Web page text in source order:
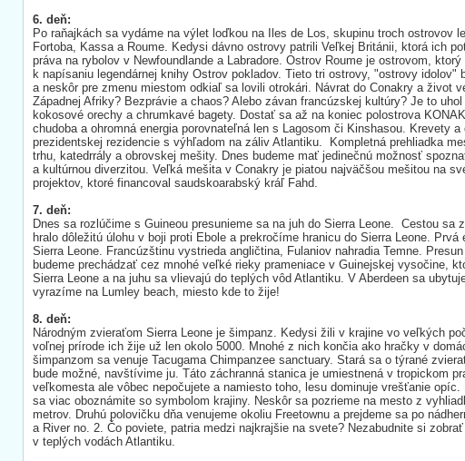
6. deň:
Po raňajkách sa vydáme na výlet loďkou na Iles de Los, skupinu troch ostrovov
Fortoba, Kassa a Roume. Kedysi dávno ostrovy patrili Veľkej Británii, ktorá ich
práva na rybolov v Newfoundlande a Labradore. Ostrov Roume je ostrovom,
k napísaniu legendárnej knihy Ostrov pokladov. Tieto tri ostrovy, "ostrovy
a neskôr pre zmenu miestom odkiaľ sa lovili otrokári. Návrat do Conakry a život
Západnej Afriky? Bezprávie a chaos? Alebo závan francúzskej kultúry? Je to
kokosové orechy a chrumkavé bagety. Dostať sa až na koniec polostrova
chudoba a ohromná energia porovnateľná len s Lagosom či Kinshasou. Krevety
prezidentskej rezidencie s výhľadom na záliv Atlantiku. Kompletná prehliadka
trhu, katedrrály a obrovskej mešity. Dnes budeme mať jedinečnú možnosť
a kultúrnou diverzitou. Veľká mešita v Conakry je piatou najväčšou mešitou na
projektov, ktoré financoval saudskoarabský kráľ Fahd.
7. deň:
Dnes sa rozlúčime s Guineou presunieme sa na juh do Sierra Leone. Cestou sa
hralo dôležitú úlohu v boji proti Ebole a prekročíme hranicu do Sierra Leone.
Sierra Leone. Francúzštinu vystrieda angličtina, Fulaniov nahradia Temne.
budeme prechádzať cez mnohé veľké rieky prameniace v Guinejskej vysočine,
Sierra Leone a na juhu sa vlievajú do teplých vôd Atlantiku. V Aberdeen sa
vyrazíme na Lumley beach, miesto kde to žije!
8. deň:
Národným zvieraťom Sierra Leone je šimpanz. Kedysi žili v krajine vo veľkých
voľnej prírode ich žije už len okolo 5000. Mnohé z nich končia ako hračky v
šimpanzom sa venuje Tacugama Chimpanzee sanctuary. Stará sa o týrané
bude možné, navštívime ju. Táto záchranná stanica je umiestnená v tropickom
veľkomesta ale vôbec nepočujete a namiesto toho, lesu dominuje vrešťanie opíc.
sa viac oboznámite so symbolom krajiny. Neskôr sa pozrieme na mesto z
metrov. Druhú polovičku dňa venujeme okoliu Freetownu a prejdeme sa po
a River no. 2. Čo poviete, patria medzi najkrajšie na svete? Nezabudnite si
v teplých vodách Atlantiku.